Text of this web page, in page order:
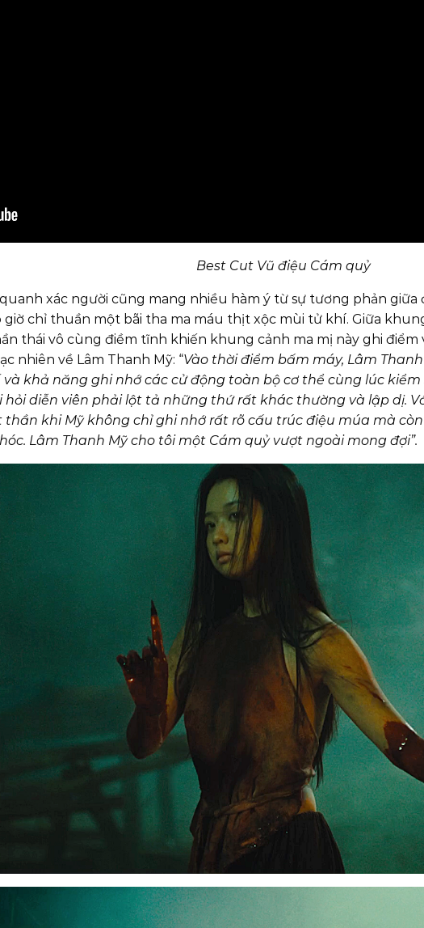
Best Cut Vũ điệu Cám quỷ
xác người cũng mang nhiều hàm ý từ sự tương phản
chỉ thuần một bãi tha ma máu thịt xộc mùi tử khí. Giữa
thái vô cùng điềm tĩnh khiến khung cảnh ma mị này ghi điểm
nhiên về Lâm Thanh Mỹ: “Vào thời điểm bấm máy, Lâm
khả năng ghi nhớ các cử động toàn bộ cơ thể cùng lúc
diễn viên phải lột tả những thứ rất khác thường và lập dị.
khi Mỹ không chỉ ghi nhớ rất rõ cấu trúc điệu múa mà
Lâm Thanh Mỹ cho tôi một Cám quỷ vượt ngoài mong đợi”.